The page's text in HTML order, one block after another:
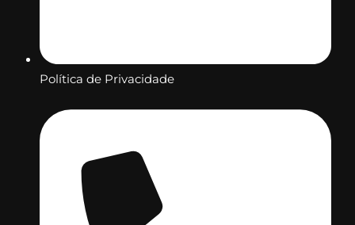
Política de Privacidade